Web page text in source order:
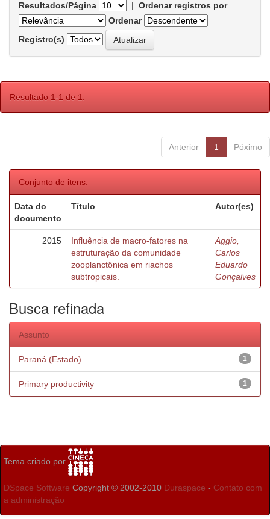
Resultados/Página | Ordenar registros por
Ordenar
Registro(s)
Resultado 1-1 de 1.
Anterior 1 Póximo
Conjunto de itens:
Data do
documento
Título Autor(es)
2015
Influência de macro-fatores na
estruturação da comunidade
zooplanctônica em riachos
subtropicais.
Aggio,
Carlos
Eduardo
Gonçalves
Busca refinada
Assunto
1
Paraná (Estado)
1
Primary productivity
Tema criado por
DSpace Software Copyright © 2002-2010 Duraspace - Contato com
a administração